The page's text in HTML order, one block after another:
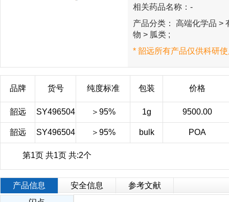
相关药品名称：-
产品分类： 高端化学品 >
物 > 胍类 ;
* 韶远所有产品仅供科研
品牌 货号 纯度标准 包装 价格
韶远 SY496504 ＞95% 1g 9500.00
韶远 SY496504 ＞95% bulk POA
第1页 共1页 共:2个
产品信息 安全信息
参考文献